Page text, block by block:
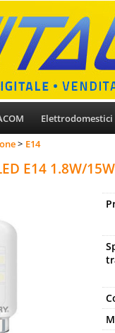
Elettrodomestici
E14
E14 1.8W/